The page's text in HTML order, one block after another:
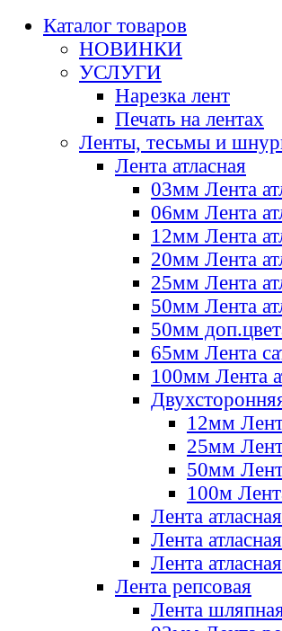
Каталог товаров
НОВИНКИ
УСЛУГИ
Нарезка лент
Печать на лентах
Ленты, тесьмы и
Лента атласная
03мм Лента
06мм Лента
12мм Лента
20мм Лента
25мм Лента
50мм Лента
50мм
65мм Лента
100мм Лента
12мм
25мм
50мм
100м
Лента
Лента
Лента
Лента репсовая
Лента